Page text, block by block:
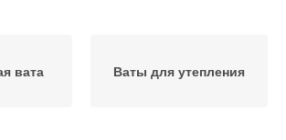
вата Ваты для утепления